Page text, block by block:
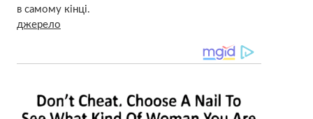
в самому кінці.
джерело